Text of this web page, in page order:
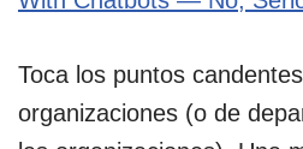
Toca los puntos
organizaciones (o de